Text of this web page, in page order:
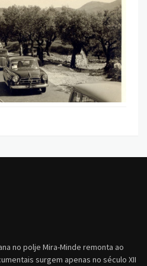
no polje Mira-Minde remonta ao
surgem apenas no século XII